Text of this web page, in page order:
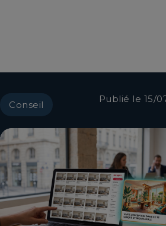
Conseil
Publié le 15/